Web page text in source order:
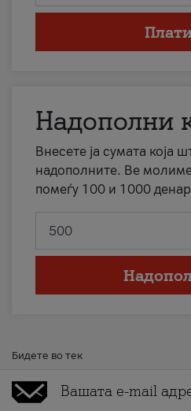
Надополни
Внесете ја сумата која
надополните. Ве
помеѓу 100 и 1000
Бидете во тек